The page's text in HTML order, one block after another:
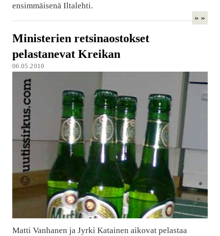
ensimmäisenä Iltalehti.
» »
Ministerien retsinaostokset
pelastanevat Kreikan
06.05.2010
Matti Vanhanen ja Jyrki Katainen aikovat pelastaa